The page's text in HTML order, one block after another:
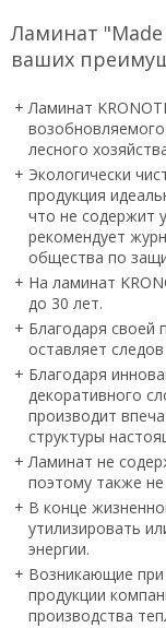
Ламинат "Made
ваших
+ Ламинат
лесного
+ Экологически
продукция
что не содержит
рекомендует
общества по
+ На ламинат
до 30 лет.
+ Благодаря своей
оставляет следов
+ Благодаря
декоративного
производит
структуры
+ Ламинат не
поэтому также
+ В конце
утилизировать
энергии.
+ Возникающие при
продукции
производства